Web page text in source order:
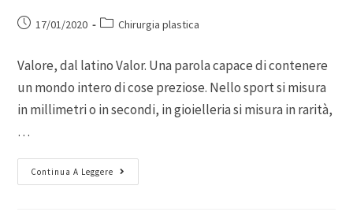
17/01/2020 Chirurgia plastica
Valore, dal latino Valor. Una parola capace di contenere
un mondo intero di cose preziose. Nello sport si misura
in millimetri o in secondi, in gioielleria si misura in rarità,
…
Continua A Leggere